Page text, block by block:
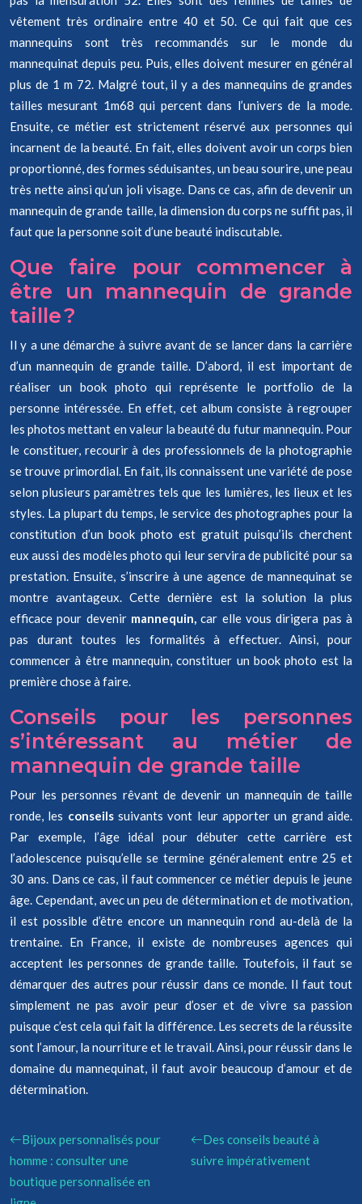
vêtement très ordinaire entre 40 et 50. Ce qui fait que ces
mannequins sont très recommandés sur le monde du
mannequinat depuis peu. Puis, elles doivent mesurer en général
plus de 1 m 72. Malgré tout, il y a des mannequins de grandes
tailles mesurant 1m68 qui percent dans l’univers de la mode.
Ensuite, ce métier est strictement réservé aux personnes qui
incarnent de la beauté. En fait, elles doivent avoir un corps bien
proportionné, des formes séduisantes, un beau sourire, une peau
très nette ainsi qu’un joli visage. Dans ce cas, afin de devenir un
mannequin de grande taille, la dimension du corps ne suffit pas, il
faut que la personne soit d’une beauté indiscutable.
Que faire pour commencer à
être un mannequin de grande
taille ?
Il y a une démarche à suivre avant de se lancer dans la carrière
d’un mannequin de grande taille. D’abord, il est important de
réaliser un book photo qui représente le portfolio de la
personne intéressée. En effet, cet album consiste à regrouper
les photos mettant en valeur la beauté du futur mannequin. Pour
le constituer, recourir à des professionnels de la photographie
se trouve primordial. En fait, ils connaissent une variété de pose
selon plusieurs paramètres tels que les lumières, les lieux et les
styles. La plupart du temps, le service des photographes pour la
constitution d’un book photo est gratuit puisqu’ils cherchent
eux aussi des modèles photo qui leur servira de publicité pour sa
prestation. Ensuite, s’inscrire à une agence de mannequinat se
montre avantageux. Cette dernière est la solution la plus
efficace pour devenir mannequin,car elle vous dirigera pas à
pas durant toutes les formalités à effectuer. Ainsi, pour
commencer à être mannequin, constituer un book photo est la
première chose à faire.
Conseils pour les personnes
s’intéressant au métier de
mannequin de grande taille
Pour les personnes rêvant de devenir un mannequin de taille
ronde, les conseilssuivants vont leur apporter un grand aide.
Par exemple, l’âge idéal pour débuter cette carrière est
l’adolescence puisqu’elle se termine généralement entre 25 et
30 ans. Dans ce cas, il faut commencer ce métier depuis le jeune
âge. Cependant, avec un peu de détermination et de motivation,
il est possible d’être encore un mannequin rond au-delà de la
trentaine. En France, il existe de nombreuses agences qui
acceptent les personnes de grande taille. Toutefois, il faut se
démarquer des autres pour réussir dans ce monde. Il faut tout
simplement ne pas avoir peur d’oser et de vivre sa passion
puisque c’est cela qui fait la différence. Les secrets de la réussite
sont l’amour, la nourriture et le travail. Ainsi, pour réussir dans le
domaine du mannequinat, il faut avoir beaucoup d’amour et de
détermination.
Bijoux personnalisés pour
homme : consulter une
boutique personnalisée en
Des conseils beauté à
suivre impérativement